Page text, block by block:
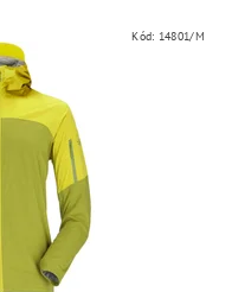
Kód: 14801/M